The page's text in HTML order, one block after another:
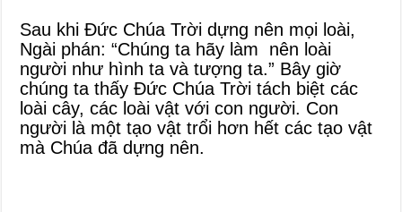
Sau khi Đức Chúa Trời dựng nên mọi loài,
Ngài phán: “Chúng ta hãy làm nên loài
người như hình ta và tượng ta.” Bây giờ
chúng ta thấy Đức Chúa Trời tách biệt các
loài cây, các loài vật với con người. Con
người là một tạo vật trổi hơn hết các tạo vật
mà Chúa đã dựng nên.